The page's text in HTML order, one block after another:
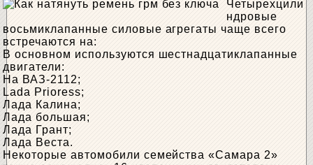
Четырехцили
ндровые
восьмиклапанные силовые агрегаты чаще всего
встречаются на:
В основном используются шестнадцатиклапанные
двигатели:
На ВАЗ-2112;
Lada Prioress;
Лада Калина;
Лада большая;
Лада Грант;
Лада Веста.
Некоторые автомобили семейства «Самара 2»